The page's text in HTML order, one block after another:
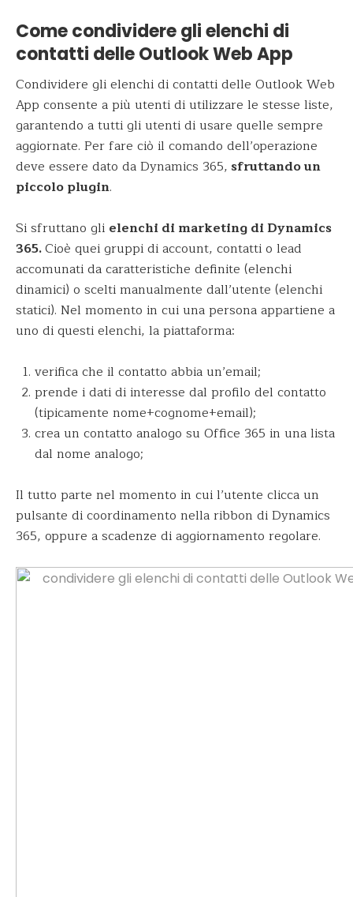
Come condividere gli elenchi di
contatti delle Outlook Web App
Condividere gli elenchi di contatti delle Outlook Web
App consente a più utenti di utilizzare le stesse liste,
garantendo a tutti gli utenti di usare quelle sempre
aggiornate. Per fare ciò il comando dell’operazione
deve essere dato da Dynamics 365, sfruttando un
piccolo plugin.
Si sfruttano gli elenchi di marketing di Dynamics
365.Cioè quei gruppi di account, contatti o lead
accomunati da caratteristiche definite (elenchi
dinamici) o scelti manualmente dall’utente (elenchi
statici). Nel momento in cui una persona appartiene a
uno di questi elenchi, la piattaforma:
verifica che il contatto abbia un’email;
prende i dati di interesse dal profilo del contatto
(tipicamente nome+cognome+email);
crea un contatto analogo su Office 365 in una lista
dal nome analogo;
Il tutto parte nel momento in cui l’utente clicca un
pulsante di coordinamento nella ribbon di Dynamics
365, oppure a scadenze di aggiornamento regolare.